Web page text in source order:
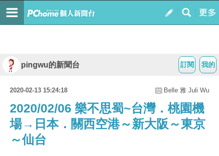
我的
訂閱
pingwu的新聞台
2020-02-13 15:24:18 Belle 雅 Juli Wu
2020/02/06 樂不思蜀~台灣．桃園機
場→日本．關西空港～新大阪～東京
～仙台